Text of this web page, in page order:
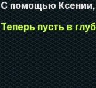
С помощью Ксении,
Теперь пусть в